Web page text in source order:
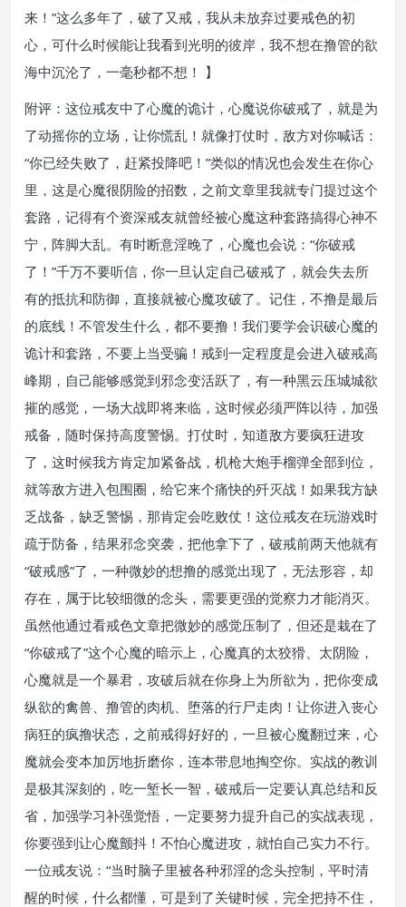
来！”这么多年了，破了又戒，我从未放弃过要戒色的初
心，可什么时候能让我看到光明的彼岸，我不想在撸管的欲
海中沉沦了，一毫秒都不想！ 】
附评：这位戒友中了心魔的诡计，心魔说你破戒了，就是为
了动摇你的立场，让你慌乱！就像打仗时，敌方对你喊话：
“你已经失败了，赶紧投降吧！”类似的情况也会发生在你心
里，这是心魔很阴险的招数，之前文章里我就专门提过这个
套路，记得有个资深戒友就曾经被心魔这种套路搞得心神不
宁，阵脚大乱。有时断意淫晚了，心魔也会说：“你破戒
了！”千万不要听信，你一旦认定自己破戒了，就会失去所
有的抵抗和防御，直接就被心魔攻破了。记住，不撸是最后
的底线！不管发生什么，都不要撸！我们要学会识破心魔的
诡计和套路，不要上当受骗！戒到一定程度是会进入破戒高
峰期，自己能够感觉到邪念变活跃了，有一种黑云压城城欲
摧的感觉，一场大战即将来临，这时候必须严阵以待，加强
戒备，随时保持高度警惕。打仗时，知道敌方要疯狂进攻
了，这时候我方肯定加紧备战，机枪大炮手榴弹全部到位，
就等敌方进入包围圈，给它来个痛快的歼灭战！如果我方缺
乏战备，缺乏警惕，那肯定会吃败仗！这位戒友在玩游戏时
疏于防备，结果邪念突袭，把他拿下了，破戒前两天他就有
“破戒感”了，一种微妙的想撸的感觉出现了，无法形容，却
存在，属于比较细微的念头，需要更强的觉察力才能消灭。
虽然他通过看戒色文章把微妙的感觉压制了，但还是栽在了
“你破戒了”这个心魔的暗示上，心魔真的太狡猾、太阴险，
心魔就是一个暴君，攻破后就在你身上为所欲为，把你变成
纵欲的禽兽、撸管的肉机、堕落的行尸走肉！让你进入丧心
病狂的疯撸状态，之前戒得好好的，一旦被心魔翻过来，心
魔就会变本加厉地折磨你，连本带息地掏空你。实战的教训
是极其深刻的，吃一堑长一智，破戒后一定要认真总结和反
省，加强学习补强觉悟，一定要努力提升自己的实战表现，
你要强到让心魔颤抖！不怕心魔进攻，就怕自己实力不行。
一位戒友说：“当时脑子里被各种邪淫的念头控制，平时清
醒的时候，什么都懂，可是到了关键时候，完全把持不住，